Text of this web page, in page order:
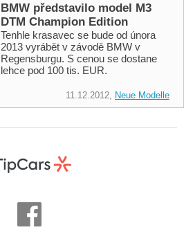
BMW představilo model M3
DTM Champion Edition
Tenhle krasavec se bude od února
2013 vyrábět v závodě BMW v
Regensburgu. S cenou se dostane
lehce pod 100 tis. EUR.
11.12.2012, Neue Modelle